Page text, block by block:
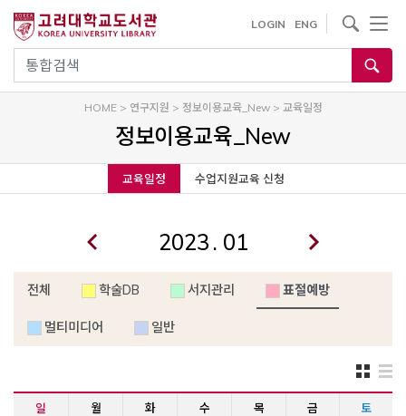
건
기
통합검색
LOGIN ENG
사이트내 검색
HOME> 연구지원 > 정보이용교육_New> 교육일정
정보이용교육_New
교육일정 수업지원교육 신청
.
전체 학술DB 서지관리 표절예방
멀티미디어 일반
일 월 화 수 목 금 토